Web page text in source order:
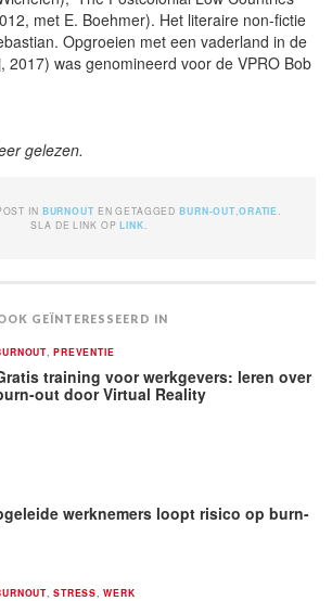
met E. Boehmer). Het literaire non-fictie
Opgroeien met een vaderland in de
2017) was genomineerd voor de VPRO Bob
gelezen.
IN BURNOUT EN GETAGGEDBURN-OUT ORATIE
SLA DE LINK OPLINK
GEÏNTERESSEERD IN
PREVENTIE
training voor werkgevers: leren over
out door Virtual Reality
werknemers loopt risico op burn-
STRESS WERK